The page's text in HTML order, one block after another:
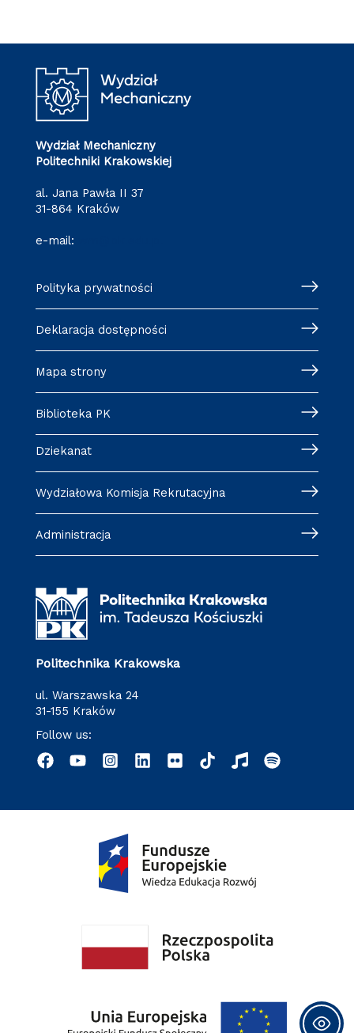
Wydział Mechaniczny
Politechniki Krakowskiej
al. Jana Pawła II 37
31-864 Kraków
e-mail:
Polityka prywatności
Deklaracja dostępności
Mapa strony
Biblioteka PK
Dziekanat
Wydziałowa Komisja Rekrutacyjna
Administracja
Politechnika Krakowska
ul. Warszawska 24
31-155 Kraków
Follow us: